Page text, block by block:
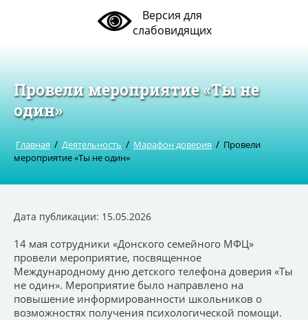
Версия для
слабовидящих
Провели мероприятие «Ты не
один»
Главная / Деятельность / Марафон доверия / Провели
мероприятие «Ты не один»
Дата публикации: 15.05.2026
14 мая сотрудники «Донского семейного МФЦ»
провели мероприятие, посвященное
Международному дню детского телефона доверия «Ты
не один». Мероприятие было направлено на
повышение информированности школьников о
возможностях получения психологической помощи.